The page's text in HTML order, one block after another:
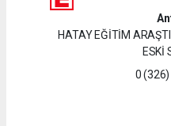
HATAY EĞİTİM
ESKİ
0